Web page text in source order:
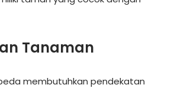
Tanaman
membutuhkan pendekatan